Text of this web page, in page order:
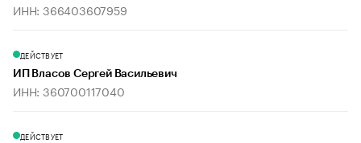
ИНН: 366403607959
ДЕЙСТВУЕТ
ИП Власов Сергей Васильевич
ИНН: 360700117040
ДЕЙСТВУЕТ